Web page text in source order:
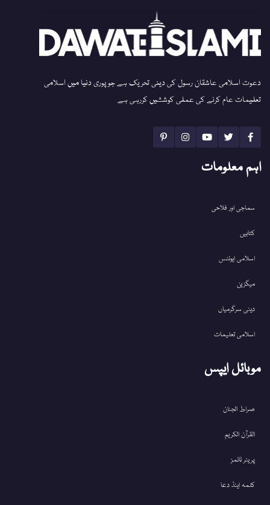
دعوت اسلامی عاشقان رسول کی دینی تحریک ہے جو پوری دنیا میں اسلامی
تعلیمات عام کرنے کی عملی کوششیں کررہی ہے
اہم معلومات
سماجی اور فلاحی
کتابیں
اسلامی ایونٹس
میگزین
دینی سرگرمیاں
اسلامی تعلیمات
موبائل ایپس
صراط الجنان
القرآن الکریم
پریئر ٹائمز
کلمہ اینڈ دعا